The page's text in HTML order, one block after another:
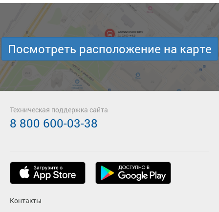
Посмотреть расположение на карте
Контакты
Техническая поддержка сайта
8 800 600-03-38